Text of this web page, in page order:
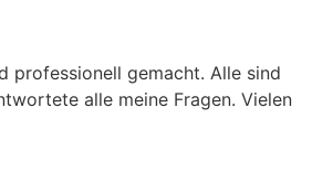
professionell gemacht. Alle sind
alle meine Fragen. Vielen